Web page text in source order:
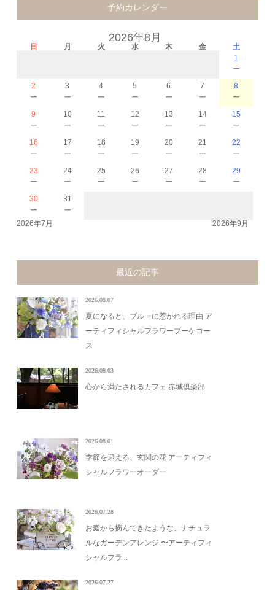
予約カレンダー
2026年8月
日 月 火 水 木 金
土
1
－
2
－
3
－
4
－
5
－
6
－
7
－
8
－
9
－
10
－
11
－
12
－
13
－
14
－
15
－
16
－
17
－
18
－
19
－
20
－
21
－
22
－
23
－
24
－
25
－
26
－
27
－
28
－
29
－
30
－
31
－
2026年7月 2026年9月
最近の記事
2026.08.07
夏になると、ブルーに惹かれる理由 ア
ーティフィシャルフラワーブーケコー
ス
2026.08.03
心から満たされるカフェ 赤城倶楽部
2026.08.01
季節を迎える、玄関の花 アーティフィ
シャルフラワーオーダー
2026.07.28
お庭から摘んできたような、ナチュラ
ルなガーデンアレンジ 〜アーティフィ
シャルフラ...
2026.07.27